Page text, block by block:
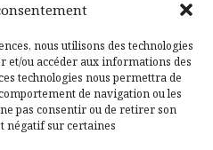
nous utilisons des technologies
et/ou accéder aux informations des
technologies nous permettra de
de navigation ou les
pas consentir ou de retirer son
négatif sur certaines